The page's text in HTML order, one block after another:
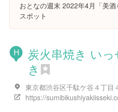
おとなの週末 2022年4月「美
スポット
H
炭火串焼き いっ
き
https://